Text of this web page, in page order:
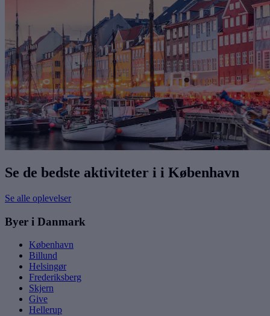
Se de bedste aktiviteter i i København
Se alle oplevelser
Byer i Danmark
København
Billund
Helsingør
Frederiksberg
Skjern
Give
Hellerup